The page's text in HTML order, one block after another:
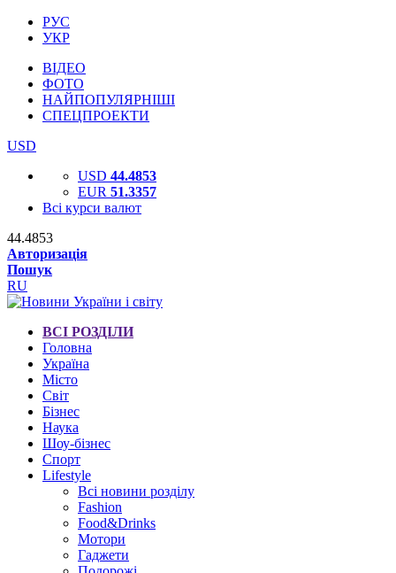
РУС
УКР
ВІДЕО
ФОТО
НАЙПОПУЛЯРНІШІ
СПЕЦПРОЕКТИ
USD
USD 44.4853
EUR 51.3357
Всі курси валют
44.4853
Авторизація
Пошук
RU
ВСІ РОЗДІЛИ
Головна
Україна
Місто
Світ
Бізнес
Наука
Шоу-бізнес
Спорт
Lifestyle
Всі новини розділу
Fashion
Food&Drinks
Мотори
Гаджети